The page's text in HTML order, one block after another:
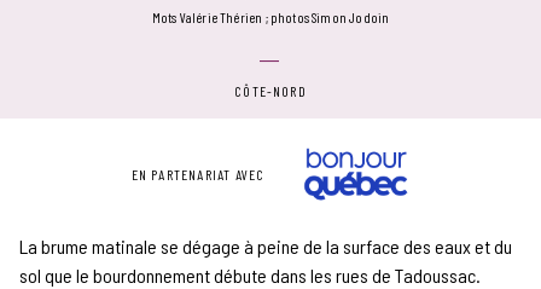
mots Valérie Thérien photos Simon Jodoin
CÔTE-NORD
EN PARTENARIAT AVEC
La brume matinale se dégage à peine de la surface des eaux et du
sol que le bourdonnement débute dans les rues de Tadoussac.